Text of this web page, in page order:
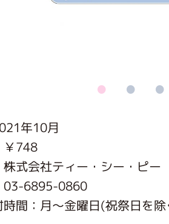
年10月
￥748
式会社ティー・シー・ピー
03-6895-0860
時間：月〜金曜日(祝祭日を
っこう 家庭科部